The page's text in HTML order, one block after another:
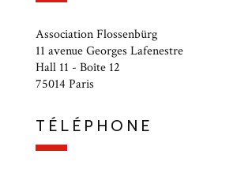
Association Flossenbürg
11 avenue Georges Lafenestre
Hall 11 - Boîte 12
75014 Paris
TÉLÉPHONE